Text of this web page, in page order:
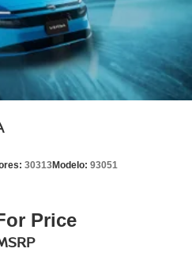
30313Modelo: 93051
Price